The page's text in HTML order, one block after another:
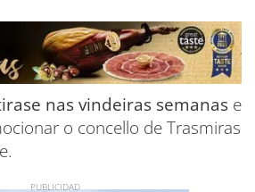
nas vindeiras semanas e
o concello de Trasmiras